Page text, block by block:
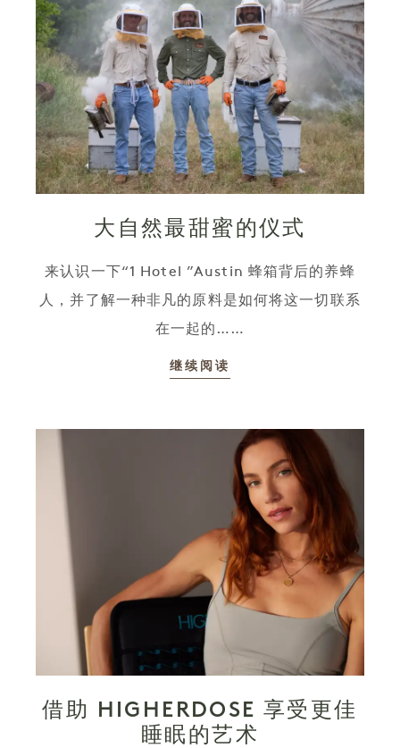
大自然最甜蜜的仪式
来认识一下“1 Hotel ”Austin 蜂箱背后的养蜂
人，并了解一种非凡的原料是如何将这一切联系
在一起的……
继续阅读
借助 HIGHERDOSE 享受更佳
睡眠的艺术